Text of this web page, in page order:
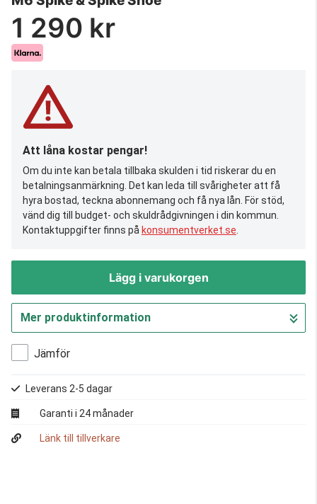
1 290 kr
Att låna kostar pengar!
Om du inte kan betala tillbaka skulden i tid riskerar du en
betalningsanmärkning. Det kan leda till svårigheter att få
hyra bostad, teckna abonnemang och få nya lån. För stöd,
vänd dig till budget- och skuldrådgivningen i din kommun.
Kontaktuppgifter finns på konsumentverket.se
Lägg i varukorgen
Gå till kassan
Mer produktinformation
Jämför
Leverans 2-5 dagar
Garanti i 24 månader
Länk till tillverkare